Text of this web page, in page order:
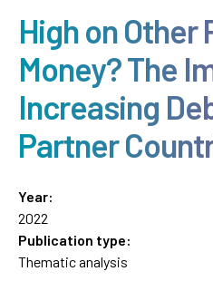
High on Other
Money? The
Increasing
Partner
Year:
2022
Publication type:
Thematic analysis